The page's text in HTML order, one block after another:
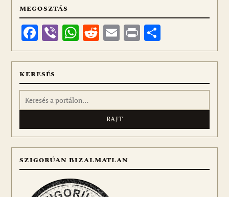
MEGOSZTÁS
Facebook
ViberWhatsApp
Reddit
Email
Print
meg
KERESÉS
Keresés:
SZIGORÚAN BIZALMATLAN